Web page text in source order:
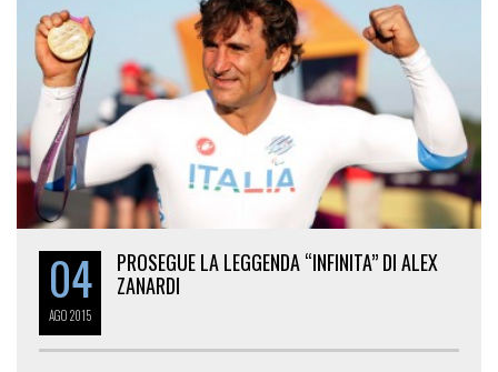
04
AGO2015
PROSEGUE LA LEGGENDA “INFINITA” DI ALEX
ZANARDI